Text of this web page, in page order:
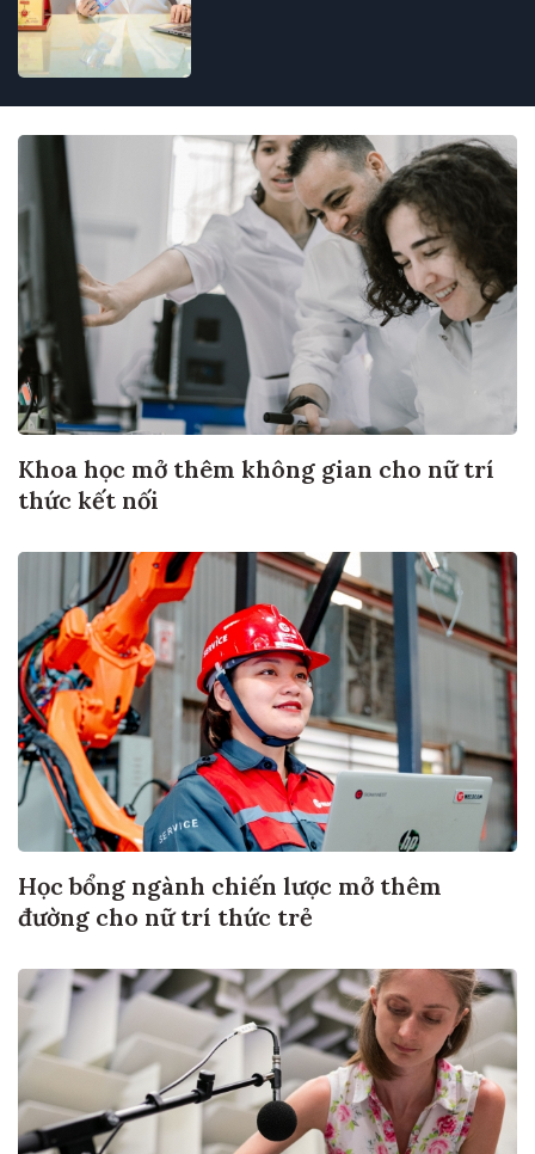
Khoa học mở thêm không gian cho nữ trí
thức kết nối
Học bổng ngành chiến lược mở thêm
đường cho nữ trí thức trẻ